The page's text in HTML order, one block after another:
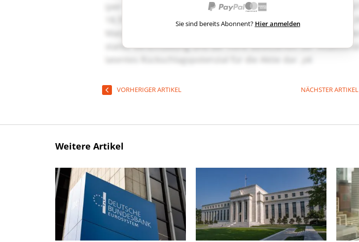
Sie sind bereits Abonnent? Hier anmelden
VORHERIGER ARTIKEL NÄCHSTER ARTIKEL
Weitere Artikel